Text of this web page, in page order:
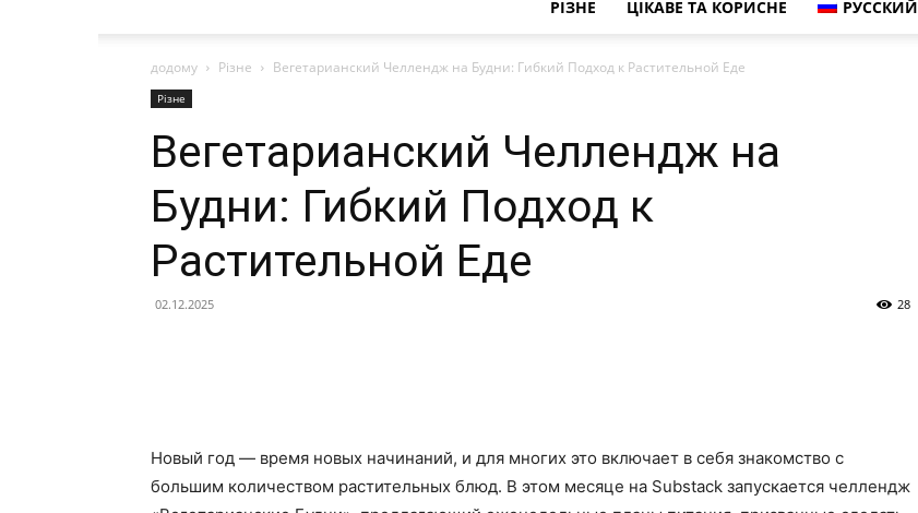
РІЗНЕ ЦІКАВЕ ТА КОРИСНЕ РУССКИЙ
додому Різне Вегетарианский Челлендж на Будни: Гибкий Подход к Растительной Еде
Різне
Вегетарианский Челлендж на
Будни: Гибкий Подход к
Растительной Еде
02.12.2025 28
Новый год — время новых начинаний, и для многих это включает в себя знакомство с
большим количеством растительных блюд. В этом месяце на Substack запускается челлендж